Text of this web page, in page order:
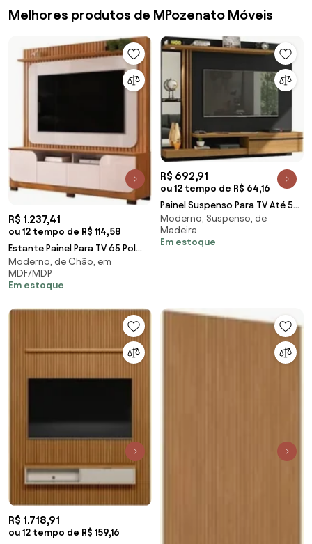
Melhores produtos de MPozenato Móveis
R$ 1.237,41
ou 12 tempo de R$ 114,58
Estante Painel Para TV 65 Pol
182cm Ripado Vanie D04 Off
White/Freijo
Moderno, de Chão, em
MDF/MDP
Em estoque
R$ 692,91
ou 12 tempo de R$ 64,16
Painel Suspenso Para TV Até 55
Pol. Denver Preto/Cinamomo -
Bechara
Moderno, Suspenso, de
Madeira
Em estoque
R$ 1.718,91
ou 12 tempo de R$ 159,16